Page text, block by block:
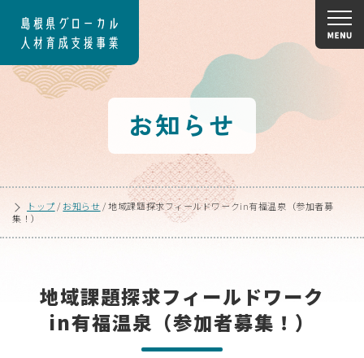
お知らせ
トップ /お知らせ /地域課題探求フィールドワークin有福温泉（参加者募
集！）
地域課題探求フィールドワーク
in有福温泉（参加者募集！）